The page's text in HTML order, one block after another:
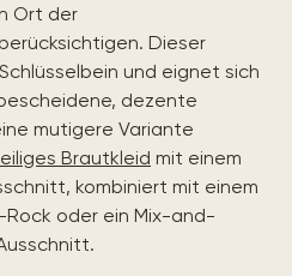
Ort der
Dieser
und eignet sich
dezente
mutigere Variante
Brautkleid mit einem
kombiniert mit einem
-Rock oder ein Mix-and-